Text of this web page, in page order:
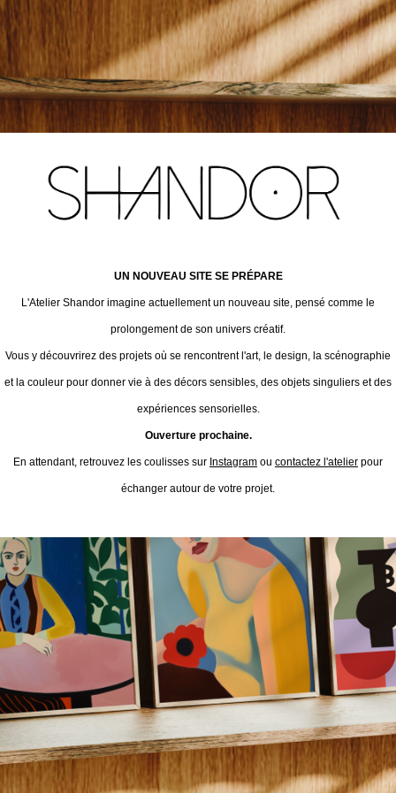
UN NOUVEAU SITE SE PRÉPARE
L'Atelier Shandor imagine actuellement un nouveau site, pensé comme le
prolongement de son univers créatif.
Vous y découvrirez des projets où se rencontrent l'art, le design, la scénographie
et la couleur pour donner vie à des décors sensibles, des objets singuliers et des
expériences sensorielles.
Ouverture prochaine.
En attendant, retrouvez les coulisses sur Instagram ou contactez l'atelier pour
échanger autour de votre projet.